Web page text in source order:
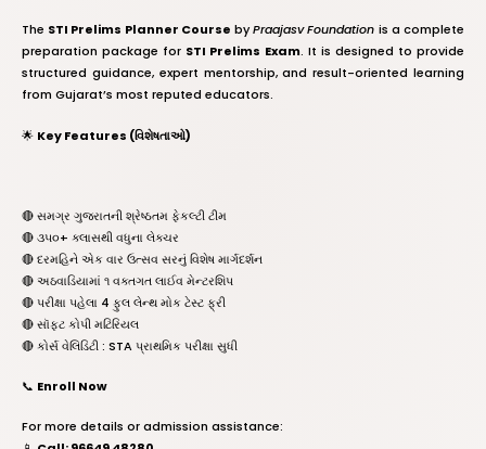
The STI Prelims Planner Course byPraajasv Foundation is a complete
preparation package for STI Prelims Exam. It is designed to provide
structured guidance, expert mentorship, and result-oriented learning
from Gujarat’s most reputed educators.
🌟 Key Features (વિશેષતાઓ)
🔴 સમગ્ર ગુજરાતની શ્રેષ્ઠતમ ફેકલ્ટી ટીમ
🔴 ૩૫૦+ ક્લાસથી વધુના લેક્ચર
🔴 દરમહિને એક વાર ઉત્સવ સરનું વિશેષ માર્ગદર્શન
🔴 અઠવાડિયામાં ૧ વક્તગત લાઈવ મેન્ટરશિપ
🔴 પરીક્ષા પહેલા 4 ફુલ લેન્થ મોક ટેસ્ટ ફ્રી
🔴 સૉફ્ટ કોપી મટિરિયલ
🔴 કોર્સ વેલિડિટી : STA પ્રાથમિક પરીક્ષા સુધી
📞 Enroll Now
For more details or admission assistance: